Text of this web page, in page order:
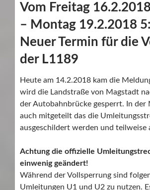
Vom Freitag
– Montag 19.2.2018
Neuer Termin für die
der L1189
Heute am 14.2.2018 kam die
wird die Landstraße von Magstadt
der Autobahnbrücke gesperrt. In der
auch mitgeteilt das die
ausgeschildert werden und teilweise
Achtung die offizielle
einwenig geändert!
Während der Vollsperrung sind
Umleitungen U1 und U2 zu nutzen.